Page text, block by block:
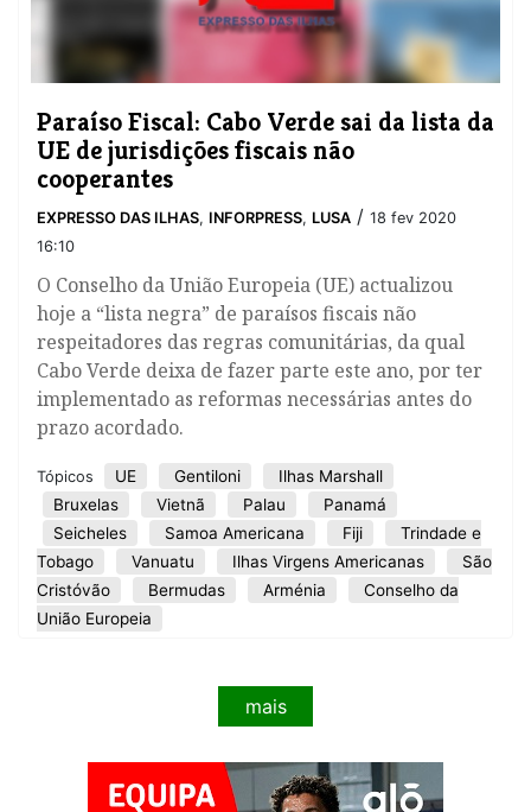
Paraíso Fiscal: Cabo Verde sai da lista da
UE de jurisdições fiscais não
cooperantes
EXPRESSO DAS ILHAS, INFORPRESS, LUSA / 18 fev 2020
16:10
O Conselho da União Europeia (UE) actualizou
hoje a “lista negra” de paraísos fiscais não
respeitadores das regras comunitárias, da qual
Cabo Verde deixa de fazer parte este ano, por ter
implementado as reformas necessárias antes do
prazo acordado.
Tópicos UE Gentiloni
Ilhas Marshall
Bruxelas
Vietnã Palau
Panamá
Seicheles
Samoa Americana Fiji
Trindade e
Tobago
Vanuatu Ilhas Virgens Americanas
São
Cristóvão
Bermudas Arménia
Conselho da
União Europeia
mais